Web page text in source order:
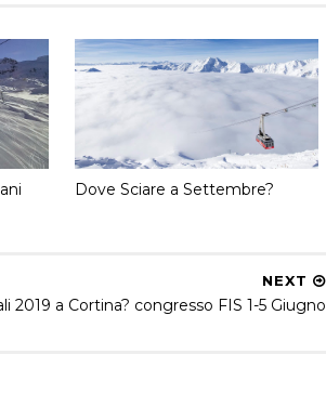
Dove Sciare a Settembre?
NEXT
2019 a Cortina? congresso FIS 1-5 Giugno